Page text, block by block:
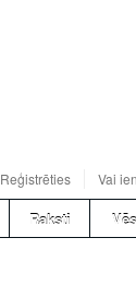
Reģistrēties Vai
Raksti